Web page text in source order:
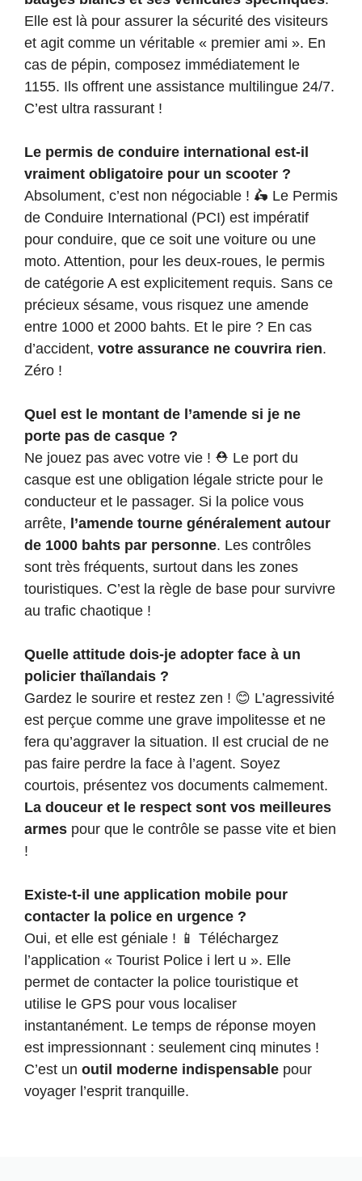
Elle est là pour assurer la sécurité des visiteurs
et agit comme un véritable « premier ami ». En
cas de pépin, composez immédiatement le
1155. Ils offrent une assistance multilingue 24/7.
C’est ultra rassurant !
Le permis de conduire international est-il
vraiment obligatoire pour un scooter ?
Absolument, c’est non négociable ! 🛵 Le Permis
de Conduire International (PCI) est impératif
pour conduire, que ce soit une voiture ou une
moto. Attention, pour les deux-roues, le permis
de catégorie A est explicitement requis. Sans ce
précieux sésame, vous risquez une amende
entre 1000 et 2000 bahts. Et le pire ? En cas
d’accident, votre assurance ne couvrira rien.
Zéro !
Quel est le montant de l’amende si je ne
porte pas de casque ?
Ne jouez pas avec votre vie ! ⛑️ Le port du
casque est une obligation légale stricte pour le
conducteur et le passager. Si la police vous
arrête, l’amende tourne généralement autour
de 1000 bahts par personne. Les contrôles
sont très fréquents, surtout dans les zones
touristiques. C’est la règle de base pour survivre
au trafic chaotique !
Quelle attitude dois-je adopter face à un
policier thaïlandais ?
Gardez le sourire et restez zen ! 😊 L’agressivité
est perçue comme une grave impolitesse et ne
fera qu’aggraver la situation. Il est crucial de ne
pas faire perdre la face à l’agent. Soyez
courtois, présentez vos documents calmement.
La douceur et le respect sont vos meilleures
armes pour que le contrôle se passe vite et bien
!
Existe-t-il une application mobile pour
contacter la police en urgence ?
Oui, et elle est géniale ! 📱 Téléchargez
l’application « Tourist Police i lert u ». Elle
permet de contacter la police touristique et
utilise le GPS pour vous localiser
instantanément. Le temps de réponse moyen
est impressionnant : seulement cinq minutes !
C’est un outil moderne indispensable pour
voyager l’esprit tranquille.